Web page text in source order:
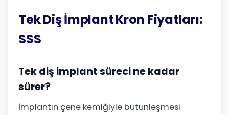
Tek Diş İmplant Kron Fiyatları:
SSS
Tek diş implant süreci ne kadar
sürer?
İmplantın çene kemiğiyle bütünleşmesi